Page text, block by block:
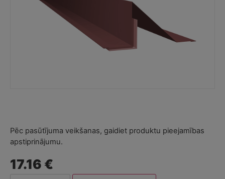
Pēc pasūtījuma veikšanas, gaidiet produktu pieejamības
apstiprinājumu.
17.16 €